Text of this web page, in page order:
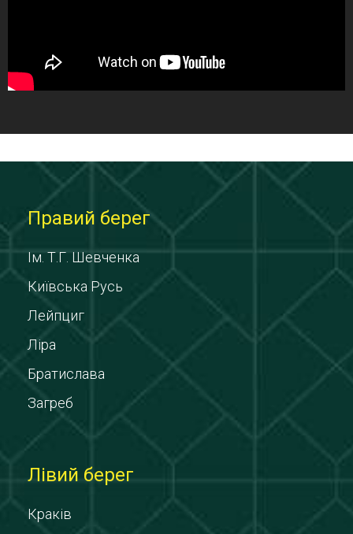
Правий берег
Ім. Т.Г. Шевченка
Київська Русь
Лейпциг
Ліра
Братислава
Загреб
Лівий берег
Краків